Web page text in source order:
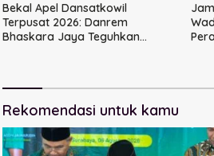
Bekal Apel Dansatkowil
Terpusat 2026: Danrem
Bhaskara Jaya Teguhkan
Rekomendasi untuk kamu